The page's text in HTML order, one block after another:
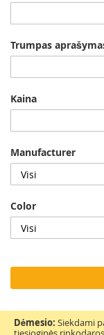
Dėmesio: Siekdami
Trumpas
Kaina
Manufacturer
Color